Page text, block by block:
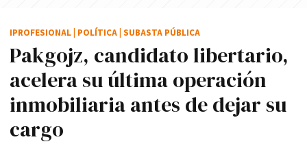
Pakgojz, candidato libertario,
acelera su última operación
inmobiliaria antes de dejar su
cargo
IPROFESIONAL POLÍTICA SUBASTA PÚBLICA